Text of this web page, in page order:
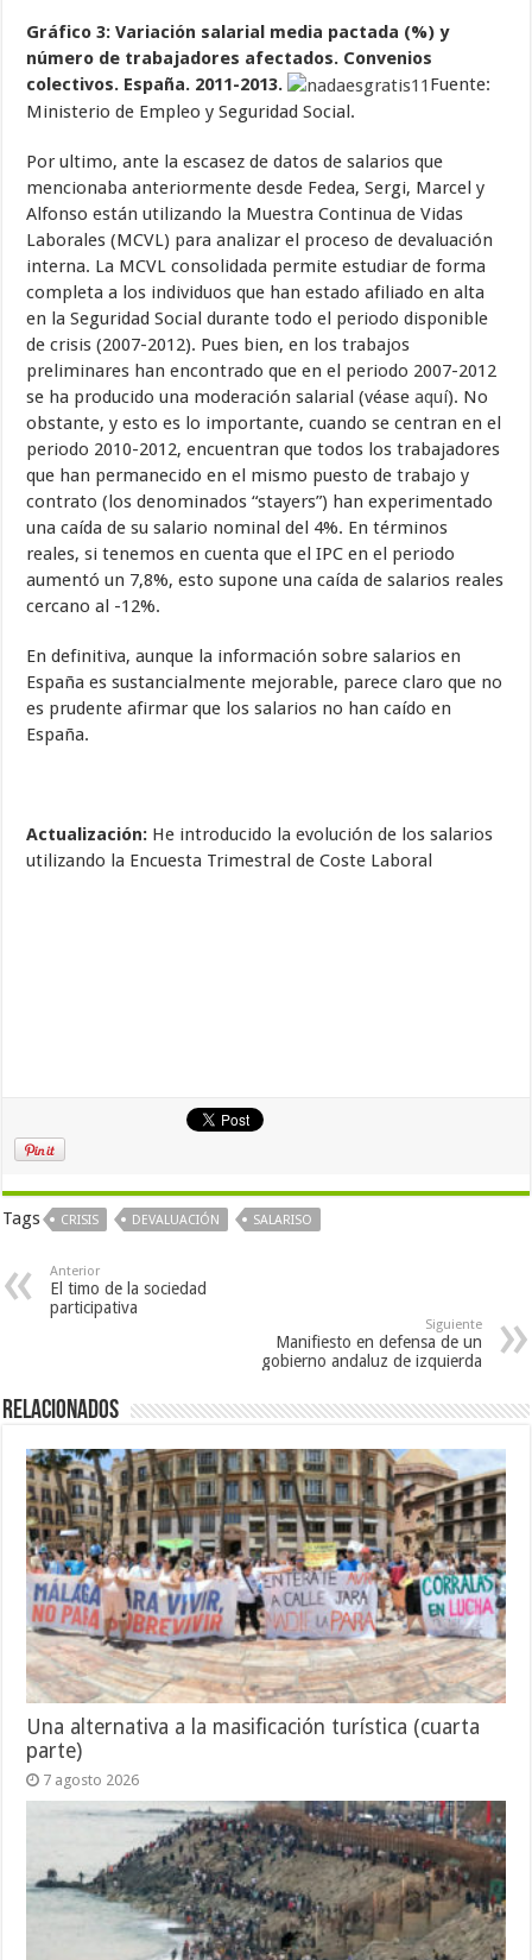
Gráfico 3: Variación salarial media pactada (%) y
número de trabajadores afectados. Convenios
colectivos. España. 2011-2013.
Fuente:
Ministerio de Empleo y Seguridad Social.
Por ultimo, ante la escasez de datos de salarios que
mencionaba anteriormente desde Fedea, Sergi, Marcel y
Alfonso están utilizando la Muestra Continua de Vidas
Laborales (MCVL) para analizar el proceso de devaluación
interna. La MCVL consolidada permite estudiar de forma
completa a los individuos que han estado afiliado en alta
en la Seguridad Social durante todo el periodo disponible
de crisis (2007-2012). Pues bien, en los trabajos
preliminares han encontrado que en el periodo 2007-2012
se ha producido una moderación salarial (véaseaquí). No
obstante, y esto es lo importante, cuando se centran en el
periodo 2010-2012, encuentran que todos los trabajadores
que han permanecido en el mismo puesto de trabajo y
contrato (los denominados “stayers”) han experimentado
una caída de su salario nominal del 4%. En términos
reales, si tenemos en cuenta que el IPC en el periodo
aumentó un 7,8%, esto supone una caída de salarios reales
cercano al -12%.
En definitiva, aunque la información sobre salarios en
España es sustancialmente mejorable, parece claro que no
es prudente afirmar que los salarios no han caído en
España.
Actualización: He introducido la evolución de los salarios
utilizando la Encuesta Trimestral de Coste Laboral
Tags CRISIS DEVALUACIÓN SALARISO
Anterior
El timo de la sociedad
participativa
Siguiente
Manifiesto en defensa de un
gobierno andaluz de izquierda
Relacionados
Una alternativa a la masificación turística (cuarta
parte)
7 agosto 2026